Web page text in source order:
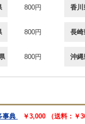
800円 香川
800円 長崎
800円 沖縄
事典
￥3,000 （送料：￥